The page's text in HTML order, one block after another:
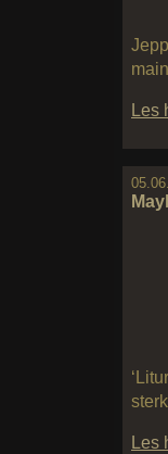
Les
Les